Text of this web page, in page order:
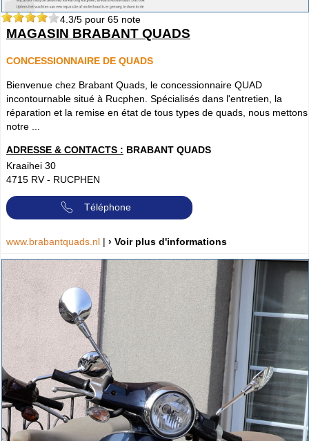
4.3/5 pour 65 note
MAGASIN BRABANT QUADS
CONCESSIONNAIRE DE QUADS
Bienvenue chez Brabant Quads, le concessionnaire QUAD
incontournable situé à Rucphen. Spécialisés dans l'entretien, la
réparation et la remise en état de tous types de quads, nous mettons
notre ...
ADRESSE & CONTACTS : BRABANT QUADS
Kraaihei 30
4715 RV- RUCPHEN
Téléphone
www.brabantquads.nl | › Voir plus d'informations